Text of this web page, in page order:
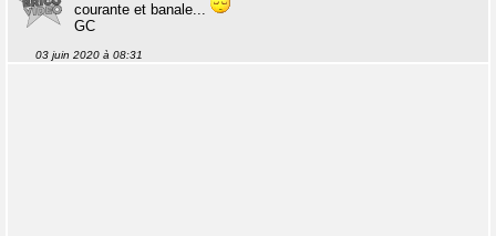
courante et banale...
GC
03 juin 2020 à 08:31